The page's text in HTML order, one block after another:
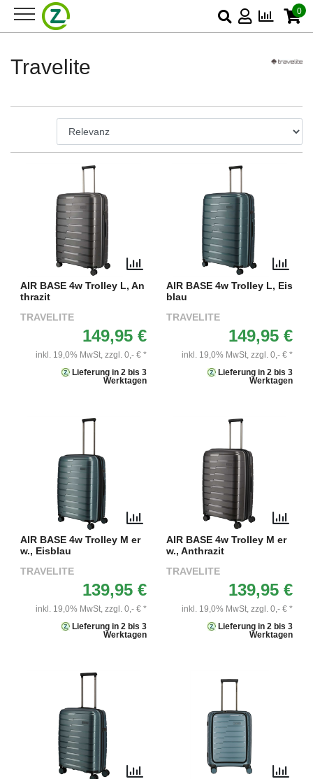
0
Travelite
AIR BASE 4w Trolley L, An
thrazit
TRAVELITE
149,95 €
inkl. 19,0% MwSt, zzgl. 0,- € *
Lieferung in 2 bis 3
Werktagen
AIR BASE 4w Trolley L, Eis
blau
TRAVELITE
149,95 €
inkl. 19,0% MwSt, zzgl. 0,- € *
Lieferung in 2 bis 3
Werktagen
AIR BASE 4w Trolley M er
w., Eisblau
TRAVELITE
139,95 €
inkl. 19,0% MwSt, zzgl. 0,- € *
Lieferung in 2 bis 3
Werktagen
AIR BASE 4w Trolley M er
w., Anthrazit
TRAVELITE
139,95 €
inkl. 19,0% MwSt, zzgl. 0,- € *
Lieferung in 2 bis 3
Werktagen